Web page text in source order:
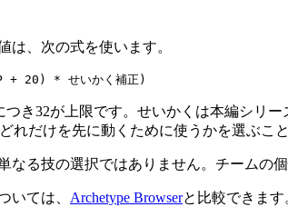
は、次の式を使います。
つき32が上限です。せいかくは本編シリ
れだけを先に動くために使うかを選ぶこ
なる技の選択ではありません。チームの
いては、 Archetype Browserと比較できます